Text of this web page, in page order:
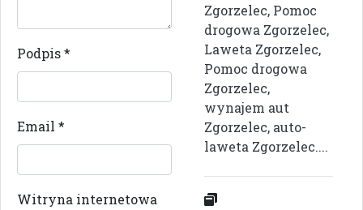
Podpis*
Email *
Witryna internetowa
Zgorzelec, Pomoc
drogowa Zgorzelec,
Laweta Zgorzelec,
Pomoc drogowa
Zgorzelec,
wynajem aut
Zgorzelec, auto-
laweta Zgorzelec....